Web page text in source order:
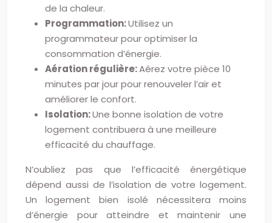
de la chaleur.
Programmation:Utilisez un
programmateur pour optimiser la
consommation d’énergie.
Aération régulière:Aérez votre pièce 10
minutes par jour pour renouveler l’air et
améliorer le confort.
Isolation:Une bonne isolation de votre
logement contribuera à une meilleure
efficacité du chauffage.
N’oubliez pas que l’efficacité énergétique
dépend aussi de l’isolation de votre logement.
Un logement bien isolé nécessitera moins
d’énergie pour atteindre et maintenir une